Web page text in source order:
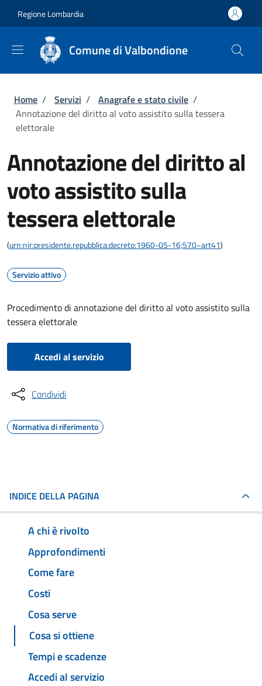
Regione Lombardia
Comune di Valbondione
Briciole di pane
Home / Servizi / Anagrafe e stato civile /
Annotazione del diritto al voto assistito sulla tessera
elettorale
Annotazione del diritto al
voto assistito sulla
tessera elettorale
(urn:nir:presidente.repubblica:decreto:1960-05-16;570~art41)
Servizio attivo
Procedimento di annotazione del diritto al voto assistito sulla
tessera elettorale
Accedi al servizio
Condividi
Normativa di riferimento
INDICE DELLA PAGINA
A chi è rivolto
Approfondimenti
Come fare
Costi
Cosa serve
Cosa si ottiene
Tempi e scadenze
Accedi al servizio